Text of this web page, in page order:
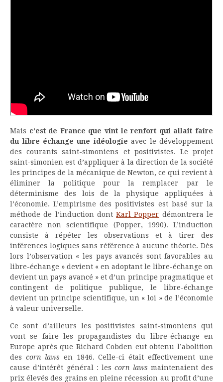
Mais c’est de France que vint le renfort qui allait faire
du libre-échange une idéologie avec le développement
des courants saint-simoniens et positivistes. Le projet
saint-simonien est d’appliquer à la direction de la société
les principes de la mécanique de Newton, ce qui revient à
éliminer la politique pour la remplacer par le
déterminisme des lois de la physique appliquées à
l’économie. L’empirisme des positivistes est basé sur la
méthode de l’induction dontKarl Popper démontrera le
caractère non scientifique (Popper, 1990). L’induction
consiste à répéter les observations et à tirer des
inférences logiques sans référence à aucune théorie. Dès
lors l’observation « les pays avancés sont favorables au
libre-échange » devient « en adoptant le libre-échange on
devient un pays avancé » et d’un principe pragmatique et
contingent de politique publique, le libre-échange
devient un principe scientifique, un « loi » de l’économie
à valeur universelle.
Ce sont d’ailleurs les positivistes saint-simoniens qui
vont se faire les propagandistes du libre-échange en
Europe après que Richard Cobden eut obtenu l’abolition
des corn laws en 1846. Celle-ci était effectivement une
cause d’intérêt général : lescorn laws maintenaient des
prix élevés des grains en pleine récession au profit d’une